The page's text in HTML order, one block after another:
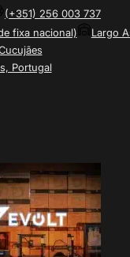
(+351) 256 003 737
fixa nacional)
Largo
Portugal